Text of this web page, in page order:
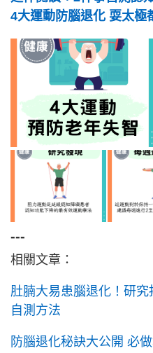
4大運動防腦退化 耍太極
---
相關文章：
肚腩大易患腦退化！研
自測方法
防腦退化秘訣大公開 必